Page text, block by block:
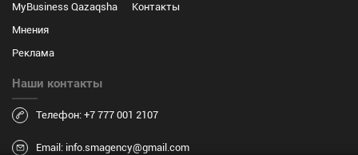
MyBusiness Qazaqsha
Мнения
Реклама
Контакты
Наши контакты
Телефон: +7 777 001 2107
Email: info.smagency@gmail.com